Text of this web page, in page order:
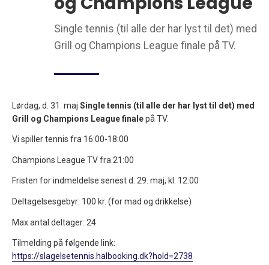
Single tennis (til alle der har lyst til det) med
Grill og Champions League finale på TV.
Lørdag, d. 31. maj Single tennis (til alle der har lyst til det) med
Grill og Champions League finalepå TV.
Vi spiller tennis fra 16:00-18:00
Champions League TV fra 21:00
Fristen for indmeldelse senest d. 29. maj, kl. 12:00
Deltagelsesgebyr: 100 kr. (for mad og drikkelse)
Max antal deltager: 24
Tilmelding på følgende link:
https://slagelsetennis.halbooking.dk?hold=2738